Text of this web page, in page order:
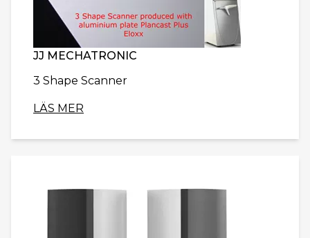
JJ MECHATRONIC
3 Shape Scanner
LÄS MER